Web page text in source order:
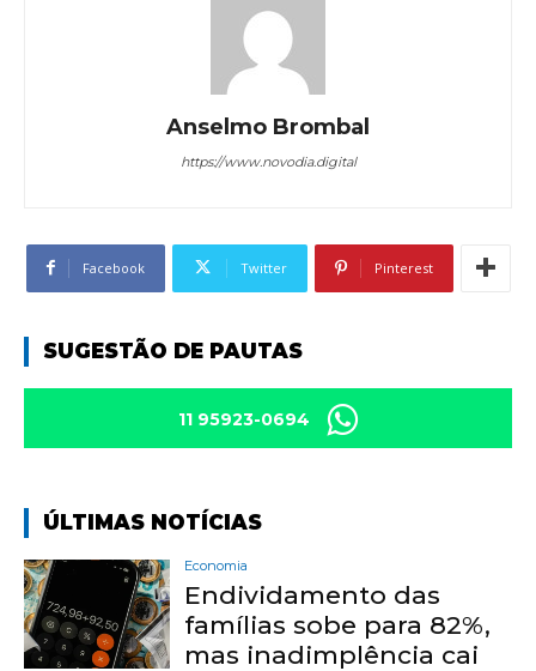
Anselmo Brombal
https://www.novodia.digital
Facebook Twitter Pinterest
SUGESTÃO DE PAUTAS
11 95923-0694
ÚLTIMAS NOTÍCIAS
Economia
Endividamento das
famílias sobe para 82%,
mas inadimplência cai